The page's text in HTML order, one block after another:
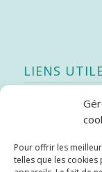
Pour offrir les
telles que les
LIENS
Quoi de neuf
Stratégie